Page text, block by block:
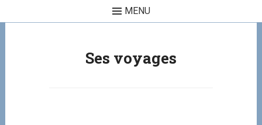
MENU
Ses voyages